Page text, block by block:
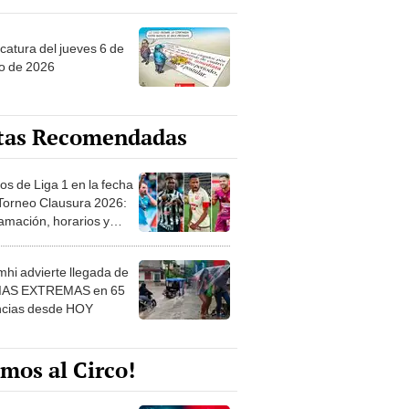
del jueves 6 de
de 2026
Recomendadas
de Liga 1 en la fecha
Clausura 2026:
horarios y
advierte llegada de
EXTREMAS en 65
desde HOY
al Circo!